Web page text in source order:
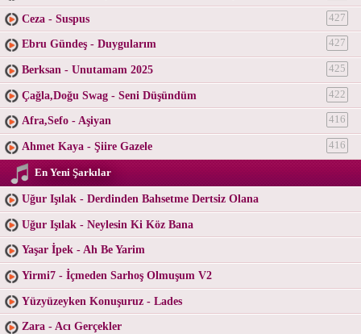
Ceza - Suspus 427
Ebru Gündeş - Duygularım 427
Berksan - Unutamam 2025 425
Çağla,Doğu Swag - Seni Düşündüm 422
Afra,Sefo - Aşiyan 416
Ahmet Kaya - Şiire Gazele 416
En Yeni Şarkılar
Uğur Işılak - Derdinden Bahsetme Dertsiz Olana
Uğur Işılak - Neylesin Ki Köz Bana
Yaşar İpek - Ah Be Yarim
Yirmi7 - İçmeden Sarhoş Olmuşum V2
Yüzyüzeyken Konuşuruz - Lades
Zara - Acı Gerçekler